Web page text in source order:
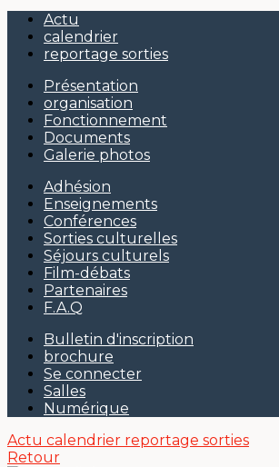
Actu
calendrier
reportage sorties
Présentation
organisation
Fonctionnement
Documents
Galerie photos
Adhésion
Enseignements
Conférences
Sorties culturelles
Séjours culturels
Film-débats
Partenaires
F.A.Q
Bulletin d'inscription
brochure
Se connecter
Salles
Numérique
Actu calendrier reportage sorties
Retour